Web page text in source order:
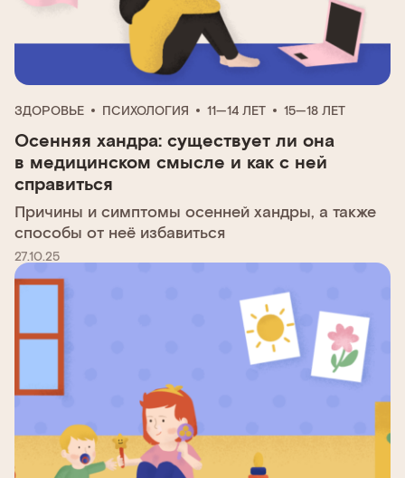
ЗДОРОВЬЕ ПСИХОЛОГИЯ 11—14 ЛЕТ 15—18 ЛЕТ
Осенняя хандра: существует ли она
в медицинском смысле и как с ней
справиться
Причины и симптомы осенней хандры, а также
способы от неё избавиться
27.10.25